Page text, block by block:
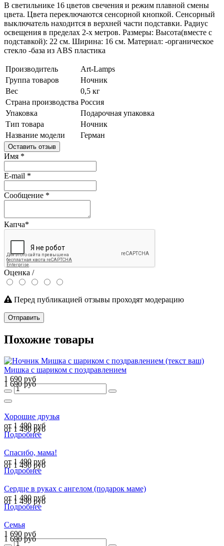
В светильнике 16 цветов свечения и режим плавной смены
цвета. Цвета переключаются сенсорной кнопкой. Сенсорный
выключатель находится в верхней части подставки. Радиус
освещения в пределах 2-х метров. Размеры: Высота(вместе с
подставкой): 22 см. Ширина: 16 см. Материал: -органическое
стекло -база из ABS пластика
Производитель
Art-Lamps
Группа товаров
Ночник
Вес
0,5 кг
Страна производства Россия
Упаковка
Подарочная упаковка
Тип товара
Ночник
Название модели
Герман
Оставить отзыв
Имя *
E-mail *
Сообщение *
Капча*
Оценка /
Перед публикацией отзывы проходят модерацию
Отправить
Похожие товары
Мишка с шариком с поздравлением
1 690 руб
1 690 руб
Хорошие друзья
от 1 490 руб
от 1 490 руб
Подробнее
Спасибо, мама!
от 1 490 руб
от 1 490 руб
Подробнее
Сердце в руках с ангелом (подарок маме)
от 1 490 руб
от 1 490 руб
Подробнее
Семья
1 690 руб
1 690 руб